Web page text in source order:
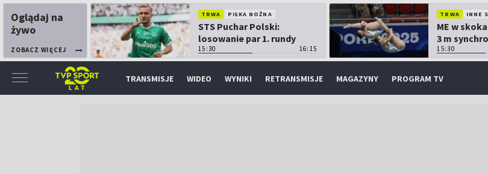
Oglądaj na
żywo
ZOBACZ WIĘCEJ
TRWA PIŁKA NOŻNA
STS Puchar Polski:
losowanie par 1. rundy
15:30 16:15
TRWA INNE
ME w
3 m
15:30
TRANSMISJE WIDEO WYNIKI RETRANSMISJE MAGAZYNY PROGRAM TV